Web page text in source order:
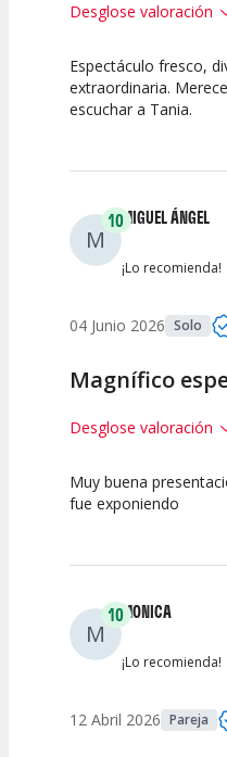
Desglose valoración
7.5
Calidad del
7.5
Puesta en
Espectáculo fresco,
extraordinaria.
escuchar a Tania.
M
10MIGUEL ÁNGEL
¡Lo recomienda!
04 Junio 2026 Solo
Magnífico
Desglose valoración
10 10
Muy buena
fue exponiendo
M
10MONICA
¡Lo recomienda!
12 Abril 2026 Pareja